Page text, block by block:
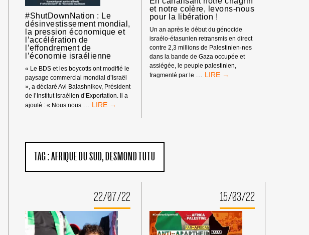
COMPLICES
DE
TRANSFERTS
MARITIMES
ILLÉGAUX
AU
PROFIT
D’ISRAËL.
2024
:
LA
«
SPIRALE
DE
L’EFFONDREMENT
»
D’ISRAËL
#ShutDownNation : Le
désinvestissement mondial,
la pression économique et
l’accélération de
l’effondrement de
l’économie israélienne
« Le BDS et les boycotts ont modifié le
paysage commercial mondial d’Israël
», a déclaré Avi Balashnikov, Président
de l’Institut Israélien d’Exportation. Il a
ajouté : « Nous nous
#SHUTDOWNNATION
MONDIAL,
PRESSION
DE
L’EFFONDREMENT
DE
L’ÉCONOMIE
ISRAÉLIENNE
et notre colère, levons-nous
pour la libération !
Un an après le début du génocide
israélo-étasunien retransmis en direct
contre 2,3 millions de Palestinien·nes
dans la bande de Gaza occupée et
assiégée, le peuple palestinien,
fragmenté par le
EN
TAG :AFRIQUE DU SUD DESMOND TUTU
22/07/22 15/03/22